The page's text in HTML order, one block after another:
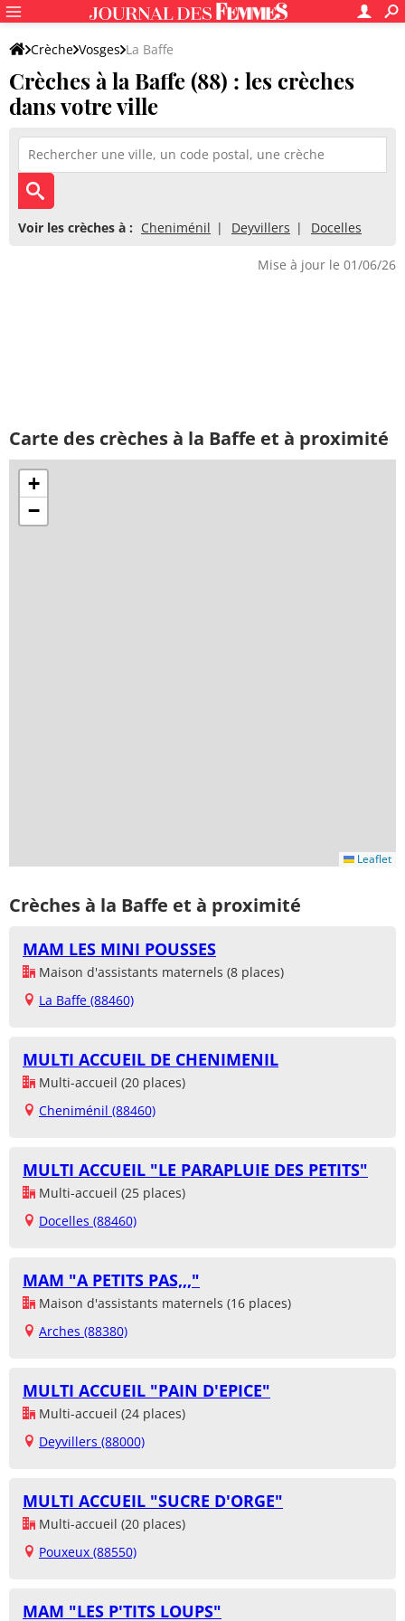
Crèche Vosges La Baffe
Crèches à la Baffe (88) : les crèches
dans votre ville
Voir les crèches à : Cheniménil Deyvillers Docelles
Mise à jour le 01/06/26
Carte des crèches à la Baffe et à proximité
+
−
Leaflet
Crèches à la Baffe et à proximité
MAM LES MINI POUSSES
Maison d'assistants maternels (8 places)
La Baffe (88460)
MULTI ACCUEIL DE CHENIMENIL
Multi-accueil (20 places)
Cheniménil (88460)
MULTI ACCUEIL "LE PARAPLUIE DES PETITS"
Multi-accueil (25 places)
Docelles (88460)
MAM "A PETITS PAS,,,"
Maison d'assistants maternels (16 places)
Arches (88380)
MULTI ACCUEIL "PAIN D'EPICE"
Multi-accueil (24 places)
Deyvillers (88000)
MULTI ACCUEIL "SUCRE D'ORGE"
Multi-accueil (20 places)
Pouxeux (88550)
MAM "LES P'TITS LOUPS"